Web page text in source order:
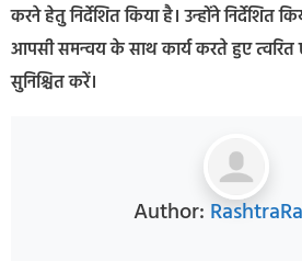
करने हेतु निर्देशित किया है। उन्होंने निर्देशित
आपसी समन्वय के साथ कार्य करते हुए त्वरित
सुनिश्चित करें।
Author: